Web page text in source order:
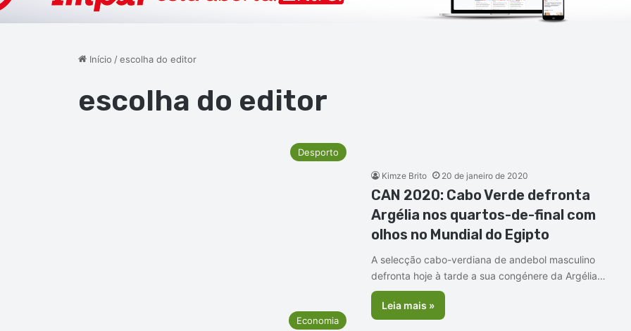
Início / escolha do editor
escolha do editor
Desporto
Kimze Brito 20 de janeiro de 2020
CAN 2020: Cabo Verde defronta
Argélia nos quartos-de-final com
olhos no Mundial do Egipto
A selecção cabo-verdiana de andebol masculino
defronta hoje à tarde a sua congénere da Argélia…
Leia mais »
Economia